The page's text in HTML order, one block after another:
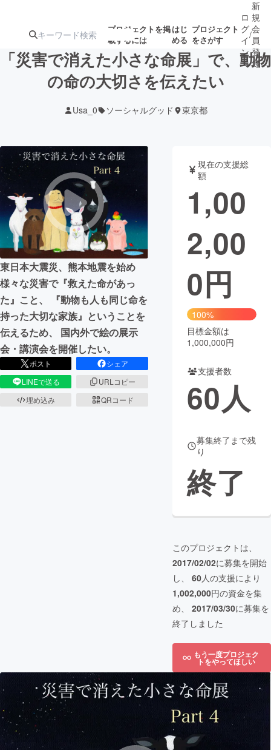
プロジェクトを掲
載するには
はじ
める
プロジェクト
をさがす
ターン
ジェクト
募集終了が近いプ
ロジェクト
アート・写真 音楽
テクノロジー・ガジェット ゲーム・サ
映像・映画
ビジネス・起業
まちづくり・地域活性化
CAMPFIRE for Social Good
CAMPFIRE Creation
CAMPFIREふるさと納税
コミュニティ
ロ
グ
イ
ン
/
新
規
会
員
登
録
「災害で消えた小さな命展」で、動物
の命の大切さを伝えたい
Usa_0 ソーシャルグッド 東京都
東日本大震災、熊本地震を始め
様々な災害で『救えた命があっ
た』こと、 『動物も人も同じ命を
持った大切な家族』ということを
伝えるため、 国内外で絵の展示
会・講演会を開催したい。
ポスト
シェア
LINEで送る
URLコピー
埋め込み
QRコード
現在の支援総
額
1,00
2,00
0円
100%
目標金額は
1,000,000円
支援者数
60人
募集終了まで残
り
終了
このプロジェクトは、
2017/02/02に募集を開始
し、 60人の支援により
1,002,000円の資金を集
め、 2017/03/30に募集を
終了しました
もう一度プロジェク
トをやってほしい